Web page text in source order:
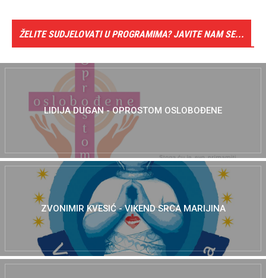
ŽELITE SUDJELOVATI U PROGRAMIMA? JAVITE NAM SE...
LIDIJA DUGAN - OPROSTOM OSLOBOĐENE
ZVONIMIR KVESIĆ - VIKEND SRCA MARIJINA